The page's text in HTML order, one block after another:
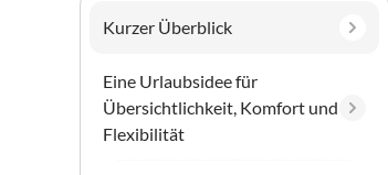
Kurzer Überblick
Eine Urlaubsidee für
Übersichtlichkeit, Komfort und
Flexibilität